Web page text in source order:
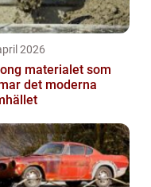
2026
som
det moderna